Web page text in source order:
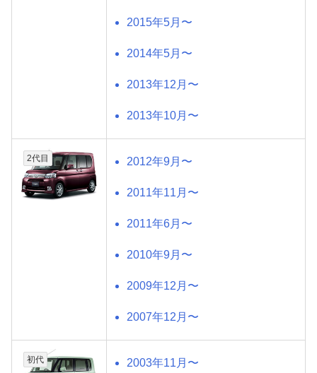
2015年5月〜
2014年5月〜
2013年12月〜
2013年10月〜
2代目 2012年9月〜
2011年11月〜
2011年6月〜
2010年9月〜
2009年12月〜
2007年12月〜
初代 2003年11月〜